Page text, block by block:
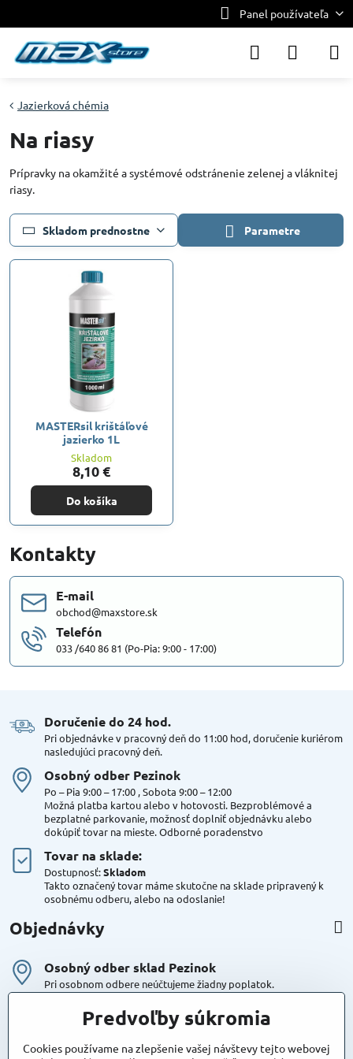
Panel používateľa
Jazierková chémia
Na riasy
Prípravky na okamžité a systémové odstránenie zelenej a vláknitej
riasy.
Skladom prednostne Parametre
MASTERsil krištáľové
jazierko 1L
Skladom
8,10 €
Do košíka
Kontakty
E-mail
obchod@maxstore.sk
Telefón
033 /640 86 81 (Po-Pia: 9:00 - 17:00)
Doručenie do 24 hod​.
Pri objednávke v pracovný deň do 11:00 hod, doručenie kuriérom
nasledujúci pracovný deň.
Osobný odber Pezinok
Po – Pia 9:00 – 17:00 , Sobota 9:00 – 12:00
Možná platba kartou alebo v hotovosti. Bezproblémové a
bezplatné parkovanie, možnosť doplniť objednávku alebo
dokúpiť tovar na mieste. Odborné poradenstvo
Tovar na sklade:
Dostupnosť:Skladom
Takto označený tovar máme skutočne na sklade pripravený k
osobnému odberu, alebo na odoslanie!
Objednávky
Osobný odber sklad Pezinok
Pri osobnom odbere neúčtujeme žiadny poplatok.
Kuriér DPD , Geis
Cena za dopravu:
Predvoľby súkromia
Cookies používame na zlepšenie vašej návštevy tejto webovej